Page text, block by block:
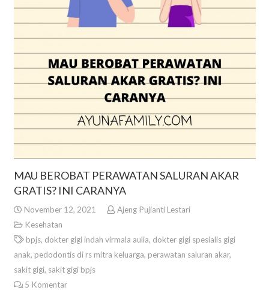
MAU BEROBAT PERAWATAN SALURAN AKAR
GRATIS? INI CARANYA
November 12, 2021
Ajeng Pujianti Lestari
Kesehatan
bpjs, dokter gigi indah virmala aulia, dokter gigi spesialis gigi
anak, pedodontis di rs mitra keluarga, perawatan saluran akar,
sakit gigi, sakit gigi bpjs
5 Komentar